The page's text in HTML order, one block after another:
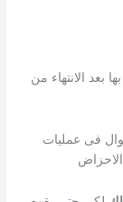
بعد الانتهاء من
فى عمليات